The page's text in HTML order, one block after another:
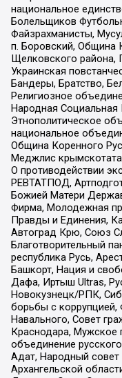
национальное
Болельщиков
Файзрахманисты,
п. Боровский, Община
Щелковского
Украинская
Бандеры, Братство,
Религиозное
Народная Социальная
Этнополитическое
национальное
Община Коренного
Меджлис
О противодействии
РЕВТАТПОД,
Божией Матери
Фирма, Молодежная
Правды и Единения,
Автоград Крю, Союз
Благотворительный
республика Русь,
Башкорт, Нация и
Дафа, Иртыш Ultras,
Новокузнецк/РПК,
борьбы с
Навального, Совет
Краснодара, Мужское
объединение
Адат, Народный
Архангельской